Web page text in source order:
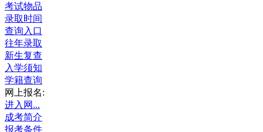
考试物品
录取时间
查询入口
往年录取
新生复查
入学须知
学籍查询
网上报名:
进入网...
成考简介
报考条件